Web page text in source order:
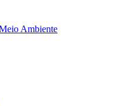
Ambiente